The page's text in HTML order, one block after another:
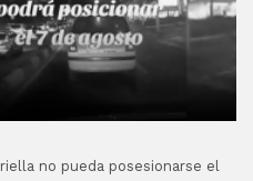
no pueda posesionarse el